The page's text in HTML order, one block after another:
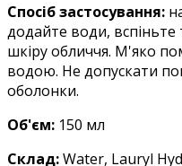
Спосіб застосування:
додайте води, вспіньте
шкіру обличчя. М'яко
водою. Не допускати
оболонки.
Об'єм: 150 мл
Склад:Water, Lauryl